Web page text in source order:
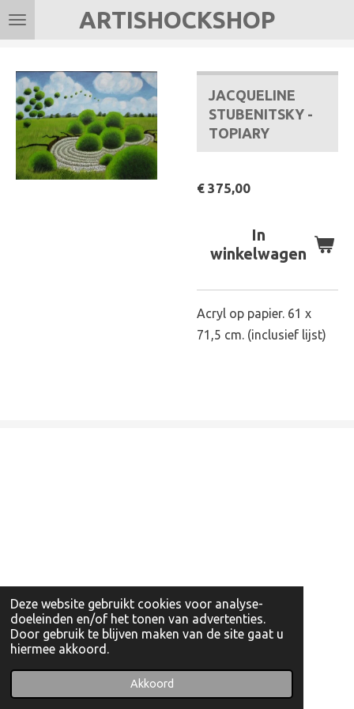
Deze website gebruikt cookies voor analyse-
doeleinden en/of het tonen van advertenties.
Door gebruik te blijven maken van de site gaat u
hiermee akkoord.
Akkoord
Ga
direct
de
hoofdinhoud
ARTISHOCKSHOP
JACQUELINE
STUBENITSKY -
TOPIARY
€ 375,00
In
winkelwagen
Acryl op papier. 61 x
71,5 cm. (inclusief lijst)